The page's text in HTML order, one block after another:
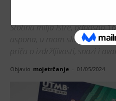
Stotinu milja Istre, odnosno
uspona, u mom slučaju je
priču o izdržljivosti, snazi i
Objavio mojetrčanje - 01/05/2024